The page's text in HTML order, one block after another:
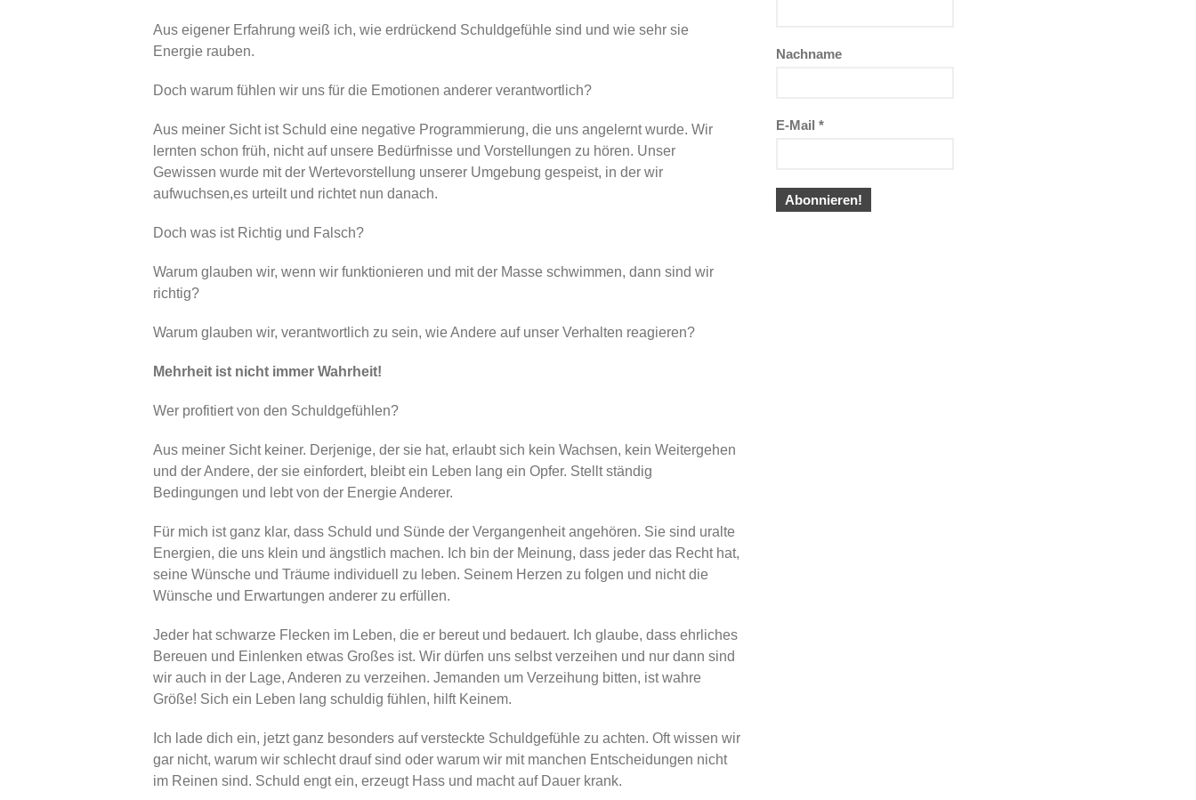
Aus eigener Erfahrung weiß ich, wie erdrückend Schuldgefühle sind und wie sehr sie
Energie rauben.
Doch warum fühlen wir uns für die Emotionen anderer verantwortlich?
Aus meiner Sicht ist Schuld eine negative Programmierung, die uns angelernt wurde. Wir
lernten schon früh, nicht auf unsere Bedürfnisse und Vorstellungen zu hören. Unser
Gewissen wurde mit der Wertevorstellung unserer Umgebung gespeist, in der wir
aufwuchsen,es urteilt und richtet nun danach.
Doch was ist Richtig und Falsch?
Warum glauben wir, wenn wir funktionieren und mit der Masse schwimmen, dann sind wir
richtig?
Warum glauben wir, verantwortlich zu sein, wie Andere auf unser Verhalten reagieren?
Mehrheit ist nicht immer Wahrheit!
Wer profitiert von den Schuldgefühlen?
Aus meiner Sicht keiner. Derjenige, der sie hat, erlaubt sich kein Wachsen, kein Weitergehen
und der Andere, der sie einfordert, bleibt ein Leben lang ein Opfer. Stellt ständig
Bedingungen und lebt von der Energie Anderer.
Für mich ist ganz klar, dass Schuld und Sünde der Vergangenheit angehören. Sie sind uralte
Energien, die uns klein und ängstlich machen. Ich bin der Meinung, dass jeder das Recht hat,
seine Wünsche und Träume individuell zu leben. Seinem Herzen zu folgen und nicht die
Wünsche und Erwartungen anderer zu erfüllen.
Jeder hat schwarze Flecken im Leben, die er bereut und bedauert. Ich glaube, dass ehrliches
Bereuen und Einlenken etwas Großes ist. Wir dürfen uns selbst verzeihen und nur dann sind
wir auch in der Lage, Anderen zu verzeihen. Jemanden um Verzeihung bitten, ist wahre
Größe! Sich ein Leben lang schuldig fühlen, hilft Keinem.
Ich lade dich ein, jetzt ganz besonders auf versteckte Schuldgefühle zu achten. Oft wissen wir
gar nicht, warum wir schlecht drauf sind oder warum wir mit manchen Entscheidungen nicht
im Reinen sind. Schuld engt ein, erzeugt Hass und macht auf Dauer krank.
Nachname
E-Mail *